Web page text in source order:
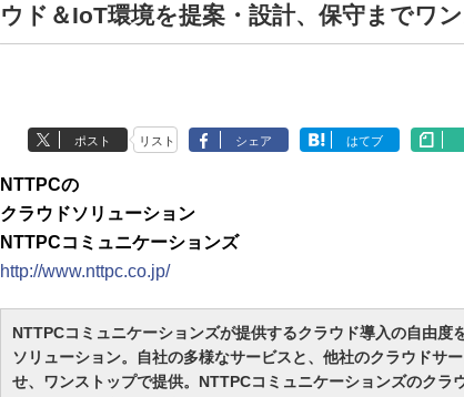
ウド＆IoT環境を提案・設計、保守までワ
ポスト リスト シェア はてブ
NTTPCの
クラウドソリューション
NTTPCコミュニケーションズ
http://www.nttpc.co.jp/
NTTPCコミュニケーションズが提供するクラウド導入の自由度
ソリューション。自社の多様なサービスと、他社のクラウドサ
せ、ワンストップで提供。NTTPCコミュニケーションズのクラ